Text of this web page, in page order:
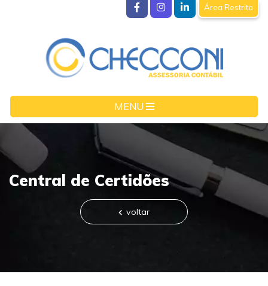
MENU
Área Restrita
Central de Certidões
voltar